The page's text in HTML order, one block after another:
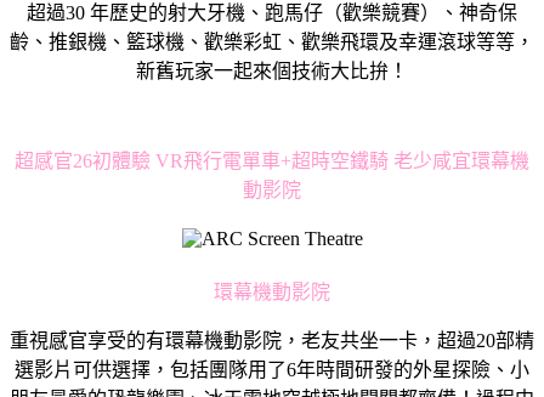
超過30 年歷史的射大牙機、跑馬仔（歡樂競賽）、神奇保
齡、推銀機、籃球機、歡樂彩虹、歡樂飛環及幸運滾球等等，
新舊玩家一起來個技術大比拚！
超感官26初體驗 VR飛行電單車+超時空鐵騎 老少咸宜環幕機
動影院
環幕機動影院
重視感官享受的有環幕機動影院，老友共坐一卡，超過20部精
選影片可供選擇，包括團隊用了6年時間研發的外星探險、小